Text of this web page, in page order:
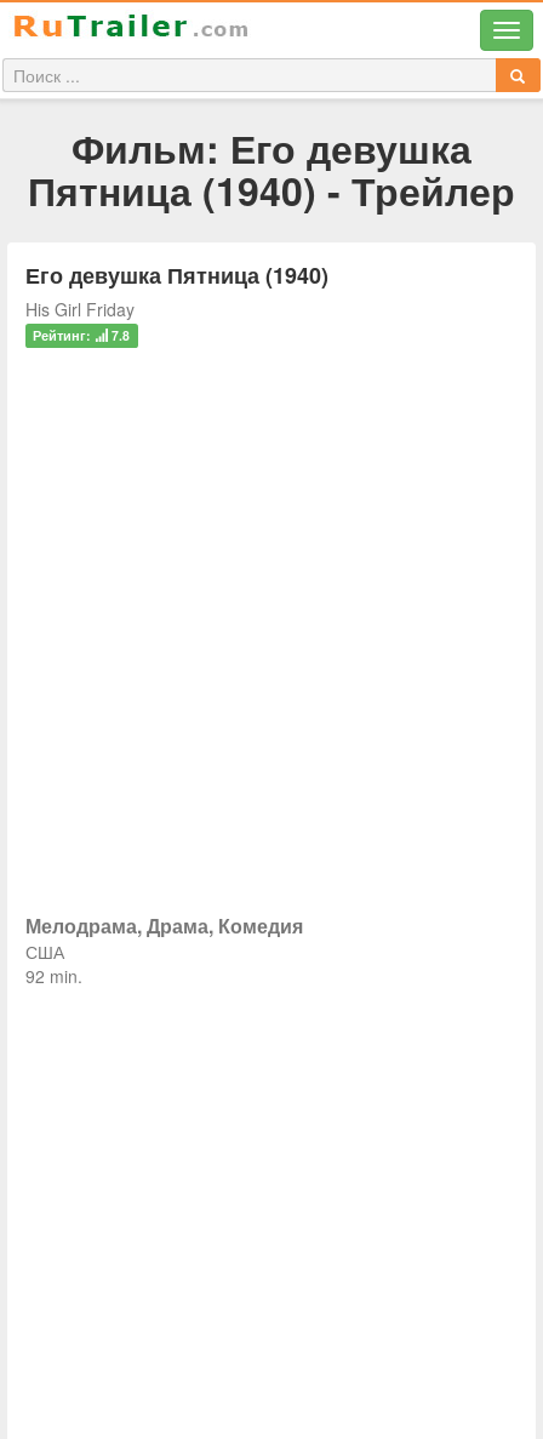
Фильм: Его девушка
Пятница (1940) - Трейлер
Его девушка Пятница (1940)
His Girl Friday
Рейтинг: 7.8
Мелодрама, Драма, Комедия
США
92 min.